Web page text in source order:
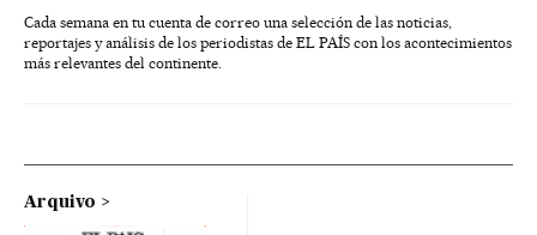
Cada semana en tu cuenta de correo una selección de las noticias,
reportajes y análisis de los periodistas de EL PAÍS con los acontecimientos
más relevantes del continente.
Arquivo